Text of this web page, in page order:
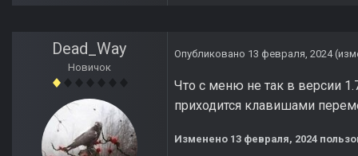
Dead_Way
Новичок
Опубликовано 13 февраля, 2024
Что с меню не так в версии
приходится клавишами
Изменено 13 февраля, 2024